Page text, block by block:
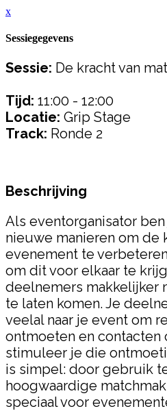
x
Sessiegegevens
Sessie: De kracht van
Tijd: 11:00 - 12:00
Locatie: Grip Stage
Track: Ronde 2
Beschrijving
Als eventorganisator
nieuwe manieren om de
evenement te
om dit voor elkaar te
deelnemers makkelijker
te laten komen. Je
veelal naar je event om
ontmoeten en contacten
stimuleer je die
is simpel: door gebruik
hoogwaardige
speciaal voor